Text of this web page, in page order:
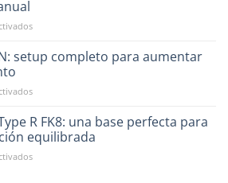
en
Motorsport
fácil
nunca
en
Ultra
Shifter:
nueva
de
entender
cambio
setup completo para aumentar
en
i30
setup
completo
R FK8: una base perfecta para
equilibrada
en